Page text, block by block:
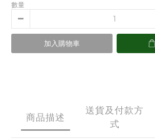
數量
加入購物車
商品描述
送貨及付款方
式